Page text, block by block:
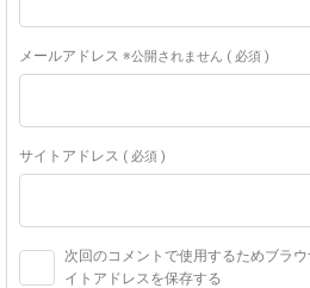
メールアドレス ※公開されません ( 必須 )
サイトアドレス ( 必須 )
次回のコメントで使用するためブラ
イトアドレスを保存する